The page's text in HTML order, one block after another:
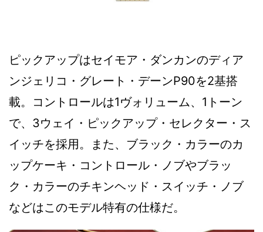
ピックアップはセイモア・ダンカンのディア
ンジェリコ・グレート・デーンP90を2基搭
載。コントロールは1ヴォリューム、1トーン
で、3ウェイ・ピックアップ・セレクター・ス
イッチを採用。また、ブラック・カラーのカ
ップケーキ・コントロール・ノブやブラッ
ク・カラーのチキンヘッド・スイッチ・ノブ
などはこのモデル特有の仕様だ。